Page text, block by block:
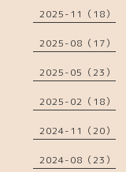
2025-11（18）
2025-08（17）
2025-05（23）
2025-02（18）
2024-11（20）
2024-08（23）